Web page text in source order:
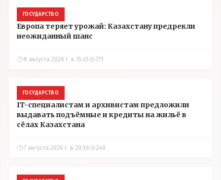
ГОСУДАРСТВО
Европа теряет урожай: Казахстану предрекли
неожиданный шанс
8 августа 2026 г. в 15:45 771
ГОСУДАРСТВО
IT-специалистам и архивистам предложили
выдавать подъёмные и кредиты на жильё в
сёлах Казахстана
7 августа 2026 г. в 20:56 249